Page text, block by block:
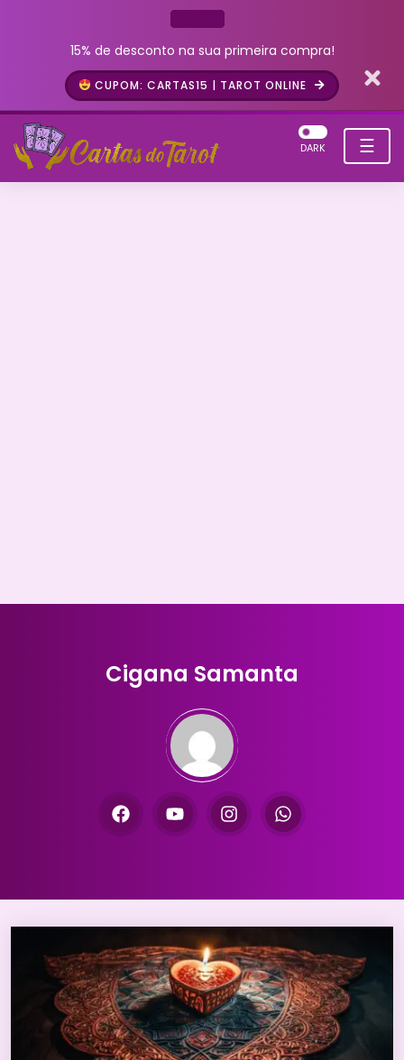
15% de desconto na sua primeira compra!
CUPOM: CARTAS15 | TAROT ONLINE
☰
DARK
Cigana Samanta